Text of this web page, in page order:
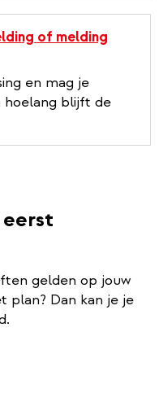
of melding
en mag je
hoelang blijft de
gelden op jouw
plan? Dan kan je je